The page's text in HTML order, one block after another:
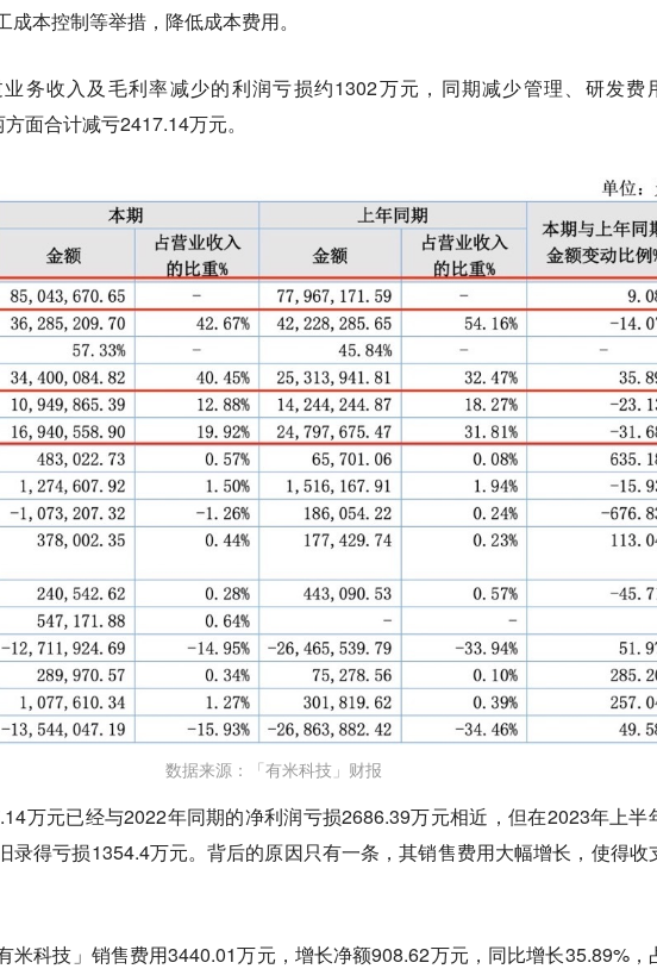
成本控制等举措，降低成本费用。
务收入及毛利率减少的利润亏损约1302万元，同期减少管理、研发费
面合计减亏2417.14万元。
数据来源：「有米科技」财报
万元已经与2022年同期的净利润亏损2686.39万元相近，但在2023年上半
录得亏损1354.4万元。背后的原因只有一条，其销售费用大幅增长，使得收
米科技」销售费用3440.01万元，增长净额908.62万元，同比增长35.89%，